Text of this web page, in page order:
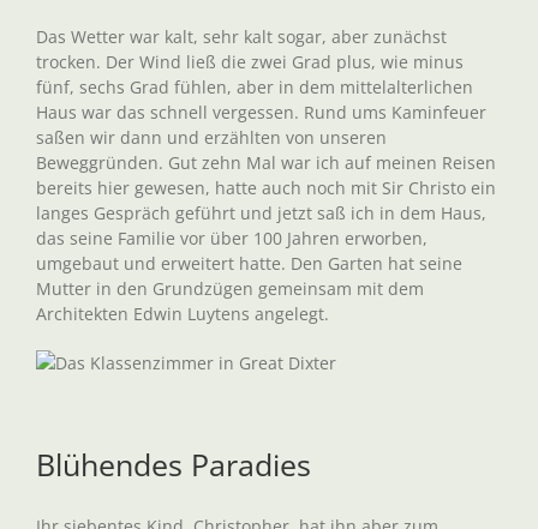
Das Wetter war kalt, sehr kalt sogar, aber zunächst
trocken. Der Wind ließ die zwei Grad plus, wie minus
fünf, sechs Grad fühlen, aber in dem mittelalterlichen
Haus war das schnell vergessen. Rund ums Kaminfeuer
saßen wir dann und erzählten von unseren
Beweggründen. Gut zehn Mal war ich auf meinen Reisen
bereits hier gewesen, hatte auch noch mit Sir Christo ein
langes Gespräch geführt und jetzt saß ich in dem Haus,
das seine Familie vor über 100 Jahren erworben,
umgebaut und erweitert hatte. Den Garten hat seine
Mutter in den Grundzügen gemeinsam mit dem
Architekten Edwin Luytens angelegt.
Blühendes Paradies